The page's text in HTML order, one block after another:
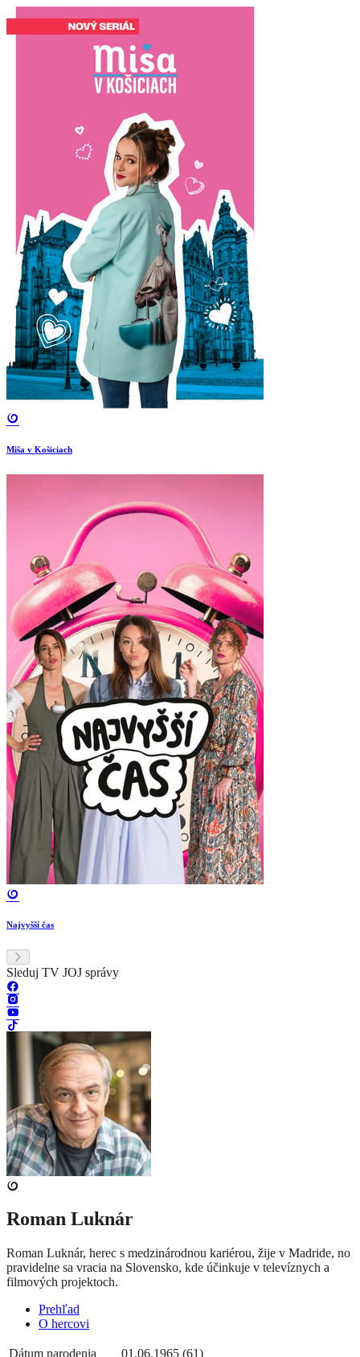
Miša v Košiciach
Najvyšší čas
Sleduj TV JOJ správy
Roman Luknár
Roman Luknár, herec s medzinárodnou kariérou, žije v Madride, no
pravidelne sa vracia na Slovensko, kde účinkuje v televíznych a
filmových projektoch.
Prehľad
O hercovi
Dátum narodenia
01.06.1965 (61)